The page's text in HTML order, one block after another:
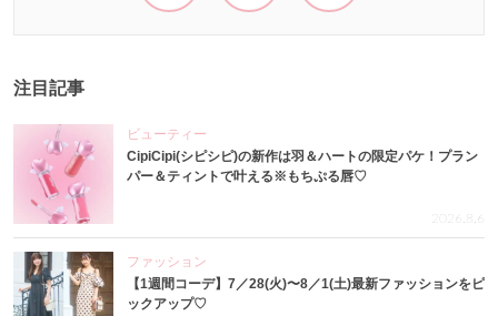
注目記事
ビューティー
CipiCipi(シピシピ)の新作は羽＆ハートの限定パケ！プラン
パー＆ティントで叶える※もちぷる唇♡
2026.8.6
ファッション
【1週間コーデ】7／28(火)〜8／1(土)最新ファッションをピ
ックアップ♡